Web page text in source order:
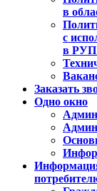
в
с
в РУП
Заказать
Одно окно